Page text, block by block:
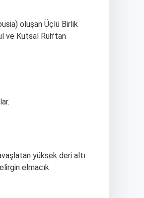
oluşan Üçlü Birlik
ve Kutsal Ruh’tan
yüksek deri altı
elmacık